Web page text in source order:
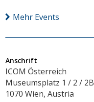
Mehr Events
Anschrift
ICOM Österreich
Museumsplatz 1 / 2 / 2B
1070 Wien, Austria